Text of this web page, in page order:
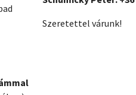
Szeretettel várunk!